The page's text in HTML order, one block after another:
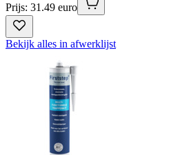
Prijs: 31.49 euro
Bekijk alles in afwerklijst